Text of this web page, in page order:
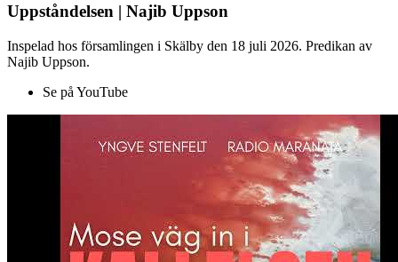
Uppståndelsen | Najib Uppson
Inspelad hos församlingen i Skälby den 18 juli 2026. Predikan av
Najib Uppson.
Se på YouTube